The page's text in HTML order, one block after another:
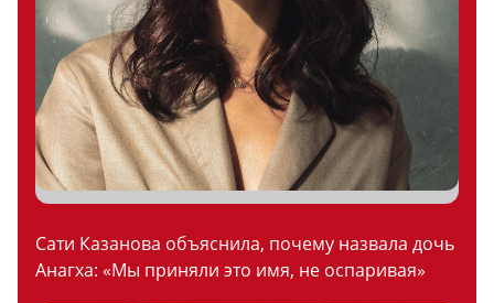
Сати Казанова объяснила, почему назвала дочь
Анагха: «Мы приняли это имя, не оспаривая»